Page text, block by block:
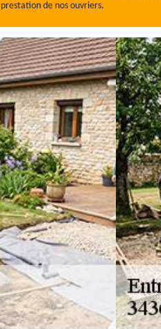
prestation de nos ouvriers.